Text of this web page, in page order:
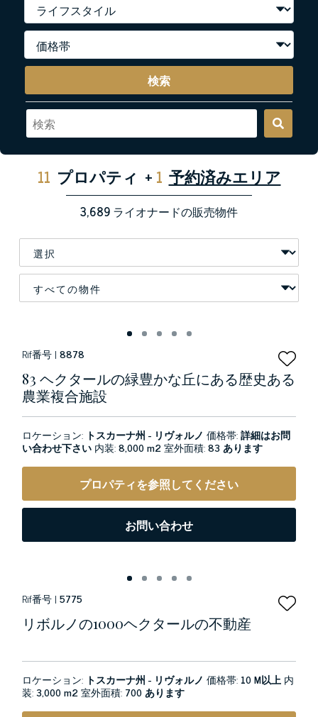
検索
11 プロパティ + 1 予約済みエリア
3,689ライオナードの販売物件
Rif番号 | 8878
83 ヘクタールの緑豊かな丘にある歴史ある
農業複合施設
ロケーション: トスカーナ州 - リヴォルノ 価格帯:詳細はお問
い合わせ下さい 内装:8,000 m2室外面積:83 あります
プロパティを参照してください
お問い合わせ
Rif番号 | 5775
リボルノの1000ヘクタールの不動産
ロケーション: トスカーナ州 - リヴォルノ 価格帯: 10 M以上 内
装:3,000 m2室外面積: 700 あります